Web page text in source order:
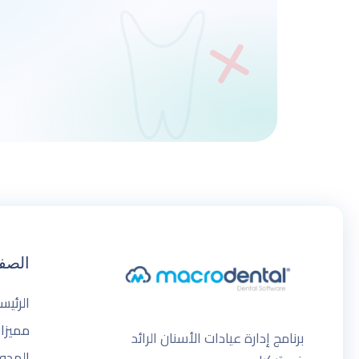
برنامج إدارة عيادات الأسنان الرائد